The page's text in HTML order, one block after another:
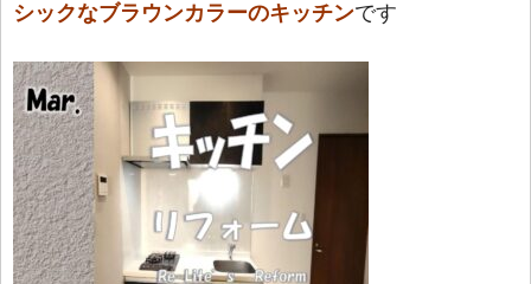
シックなブラウンカラーのキッチンです